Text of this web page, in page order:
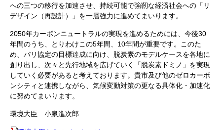
への三つの移行を加速させ、持続可能で強靭な経済社会への「リ
デザイン（再設計）」を一層強力に進めてまいります。
2050年カーボンニュートラルの実現を進めるためには、今後30
年間のうち、とりわけこの5年間、10年間が重要です。このた
め、パリ協定の目標達成に向け、脱炭素のモデルケースを各地に
創り出し、次々と先行地域を広げていく「脱炭素ドミノ」を実現
していく必要があると考えております。貴市及び他のゼロカーボ
ンシティと連携しながら、気候変動対策の更なる具体化・加速化
に努めてまいります。
環境大臣 小泉進次郎